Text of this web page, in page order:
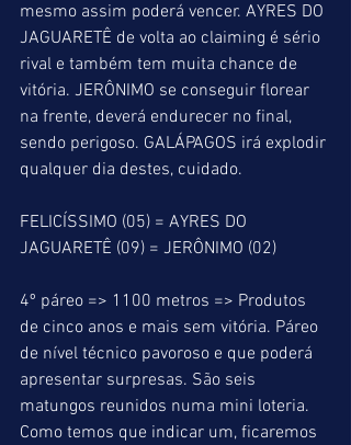
mesmo assim poderá vencer. AYRES DO
JAGUARETÊ de volta ao claiming é sério
rival e também tem muita chance de
vitória. JERÔNIMO se conseguir florear
na frente, deverá endurecer no final,
sendo perigoso. GALÁPAGOS irá explodir
qualquer dia destes, cuidado.
FELICÍSSIMO (05) = AYRES DO
JAGUARETÊ (09) = JERÔNIMO (02)
4º páreo => 1100 metros => Produtos
de cinco anos e mais sem vitória. Páreo
de nível técnico pavoroso e que poderá
apresentar surpresas. São seis
matungos reunidos numa mini loteria.
Como temos que indicar um, ficaremos